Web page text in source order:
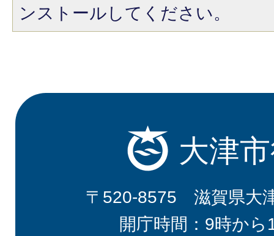
ンストールしてください。
大津
〒520-8575 滋賀県大
開庁時間：9時から